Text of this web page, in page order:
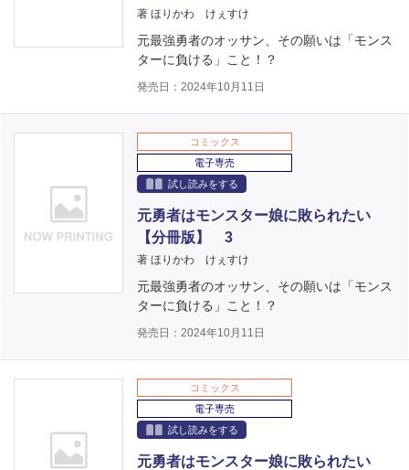
著 ほりかわ けぇすけ
元最強勇者のオッサン、その願いは「モンス
ターに負ける」こと！？
発売日：2024年10月11日
コミックス
電子専売
試し読みをする
元勇者はモンスター娘に敗られたい
【分冊版】 3
著 ほりかわ けぇすけ
元最強勇者のオッサン、その願いは「モンス
ターに負ける」こと！？
発売日：2024年10月11日
コミックス
電子専売
試し読みをする
元勇者はモンスター娘に敗られたい